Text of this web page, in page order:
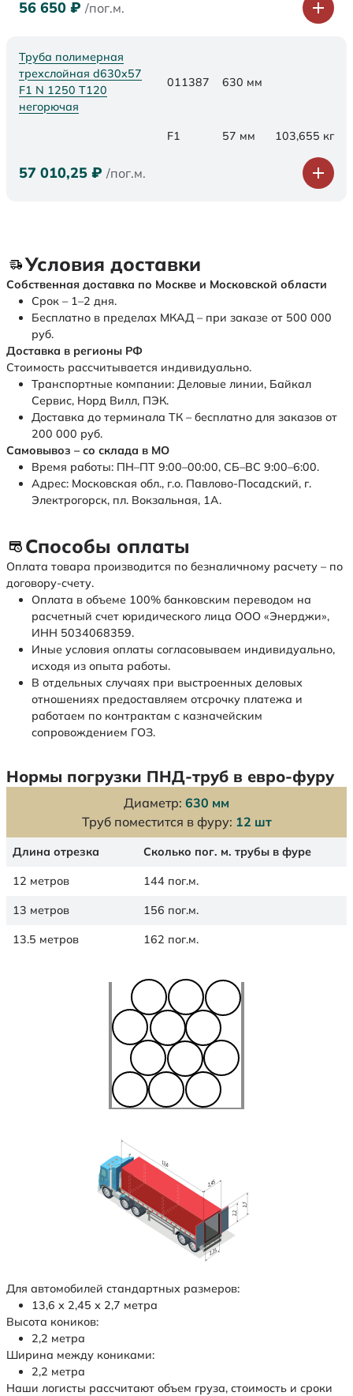
56 650 ₽ /пог.м.
Труба полимерная
трехслойная d630x57
F1 N 1250 Т120
негорючая
011387 630 мм
F1 57 мм 103,655 кг
57 010,25 ₽ /пог.м.
Условия доставки
Собственная доставка по Москве и Московской области
Срок – 1–2 дня.
Бесплатно в пределах МКАД – при заказе от 500 000
руб.
Доставка в регионы РФ
Стоимость рассчитывается индивидуально.
Транспортные компании: Деловые линии, Байкал
Сервис, Норд Вилл, ПЭК.
Доставка до терминала ТК – бесплатно для заказов от
200 000 руб.
Самовывоз – со склада в МО
Время работы: ПН–ПТ 9:00–00:00, СБ–ВС 9:00–6:00.
Адрес: Московская обл., г.о. Павлово-Посадский, г.
Электрогорск, пл. Вокзальная, 1А.
Способы оплаты
Оплата товара производится по безналичному расчету – по
договору-счету.
Оплата в объеме 100% банковским переводом на
расчетный счет юридического лица ООО «Энерджи»,
ИНН 5034068359.
Иные условия оплаты согласовываем индивидуально,
исходя из опыта работы.
В отдельных случаях при выстроенных деловых
отношениях предоставляем отсрочку платежа и
работаем по контрактам с казначейским
сопровождением ГОЗ.
Нормы погрузки ПНД-труб в евро-фуру
Диаметр: 630 мм
Труб поместится в фуру: 12 шт
Длина отрезка Сколько пог. м. трубы в фуре
12 метров 144 пог.м.
13 метров 156 пог.м.
13.5 метров 162 пог.м.
Для автомобилей стандартных размеров:
13,6 х 2,45 х 2,7 метра
Высота коников:
2,2 метра
Ширина между кониками:
2,2 метра
Наши логисты рассчитают объем груза, стоимость и сроки